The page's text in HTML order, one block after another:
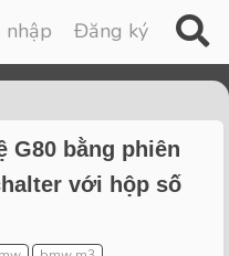
Đăng ký
G80 bằng phiên
với hộp số